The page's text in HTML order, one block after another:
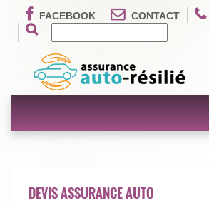
FACEBOOK CONTACT
DEVIS ASSURANCE AUTO